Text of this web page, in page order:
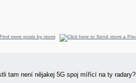
tam není nějakej 5G spoj mířící na ty radary?